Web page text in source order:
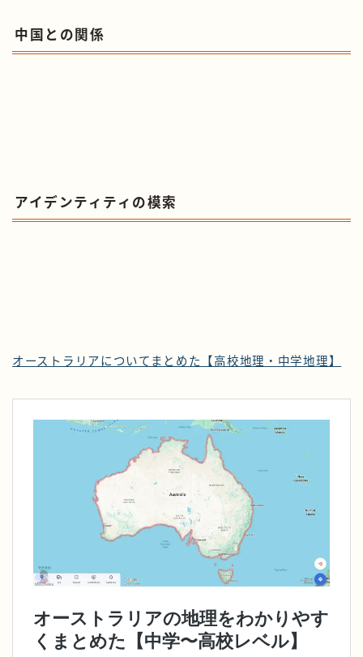
中国との関係
アイデンティティの模索
オーストラリアについてまとめた【高校地理・中学地理】